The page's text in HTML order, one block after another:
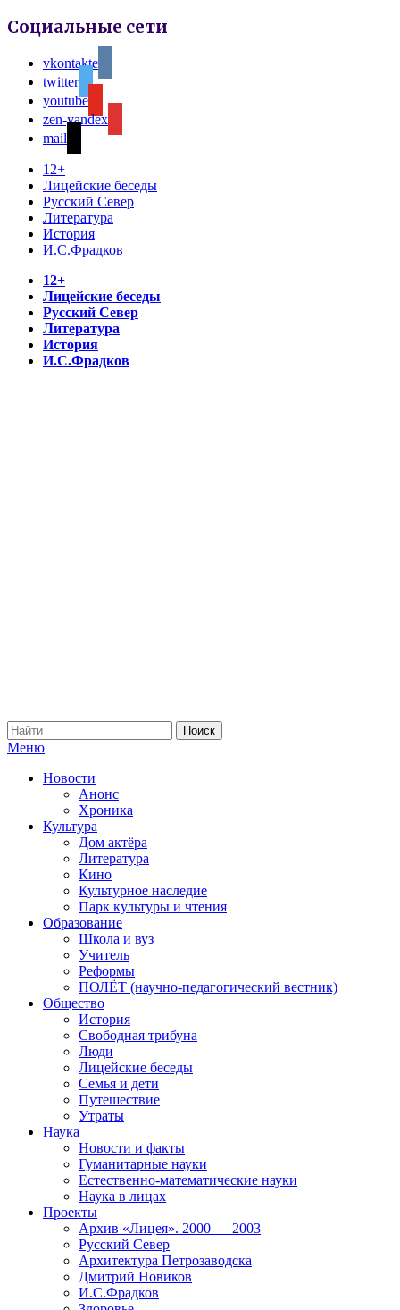
Социальные сети
vkontakte
twitter
youtube
zen-yandex
mail
12+
Лицейские беседы
Русский Север
Литература
История
И.С.Фрадков
12+
Лицейские беседы
Русский Север
Литература
История
И.С.Фрадков
Меню
Новости
Анонс
Хроника
Культура
Дом актёра
Литература
Кино
Культурное наследие
Парк культуры и чтения
Образование
Школа и вуз
Учитель
Реформы
ПОЛЁТ (научно-педагогический вестник)
Общество
История
Свободная трибуна
Люди
Лицейские беседы
Семья и дети
Путешествие
Утраты
Наука
Новости и факты
Гуманитарные науки
Естественно-математические науки
Наука в лицах
Проекты
Архив «Лицея». 2000 — 2003
Русский Север
Архитектура Петрозаводска
Дмитрий Новиков
И.С.Фрадков